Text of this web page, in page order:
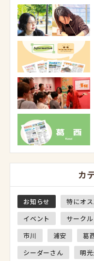
カ
お知らせ 特にオ
イベント
サークル
市川
浦安 葛
シーダーさん
明